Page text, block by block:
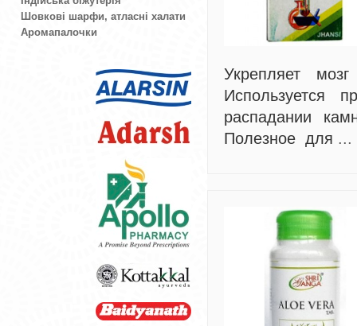
Шовкові шарфи, атласні халати
Аромапалочки
Укрепляет
Используется
распадании
Полезное для ...